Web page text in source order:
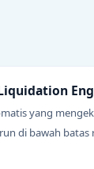
yang
di bawah batas